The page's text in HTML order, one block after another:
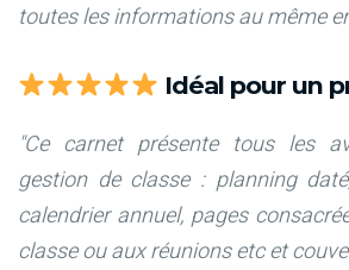
toutes les informations au même
Idéal pour un
"Ce carnet présente tous les
gestion de classe : planning
calendrier annuel, pages
classe ou aux réunions etc et